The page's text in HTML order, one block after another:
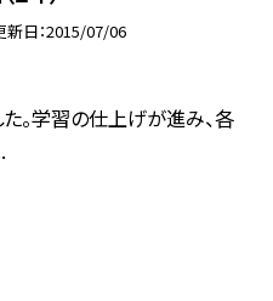
新日 2015/07/06
。学習の仕上げが進み、各